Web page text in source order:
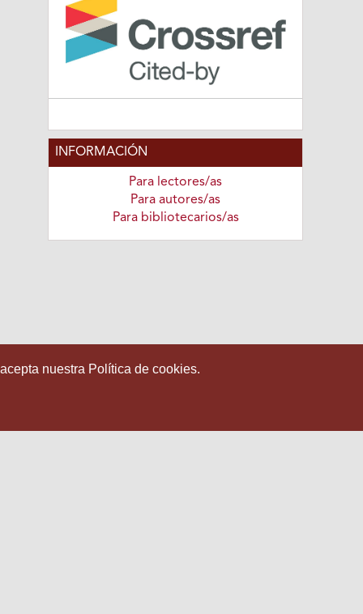
INFORMACIÓN
Para lectores/as
Para autores/as
Para bibliotecarios/as
nuestra Política de cookies.